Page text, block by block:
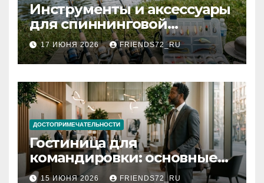
Инструменты и аксессуары
для спиннинговой
рыбалки: назначение и
типы
17 ИЮНЯ 2026 FRIENDS72_RU
ДОСТОПРИМЕЧАТЕЛЬНОСТИ
Гостиница для
командировки: основные
критерии выбора
15 ИЮНЯ 2026 FRIENDS72_RU